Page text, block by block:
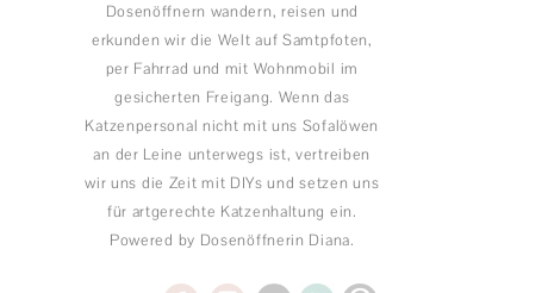
Dosenöffnern wandern, reisen und
erkunden wir die Welt auf Samtpfoten,
per Fahrrad und mit Wohnmobil im
gesicherten Freigang. Wenn das
Katzenpersonal nicht mit uns Sofalöwen
an der Leine unterwegs ist, vertreiben
wir uns die Zeit mit DIYs und setzen uns
für artgerechte Katzenhaltung ein.
Powered by Dosenöffnerin Diana.